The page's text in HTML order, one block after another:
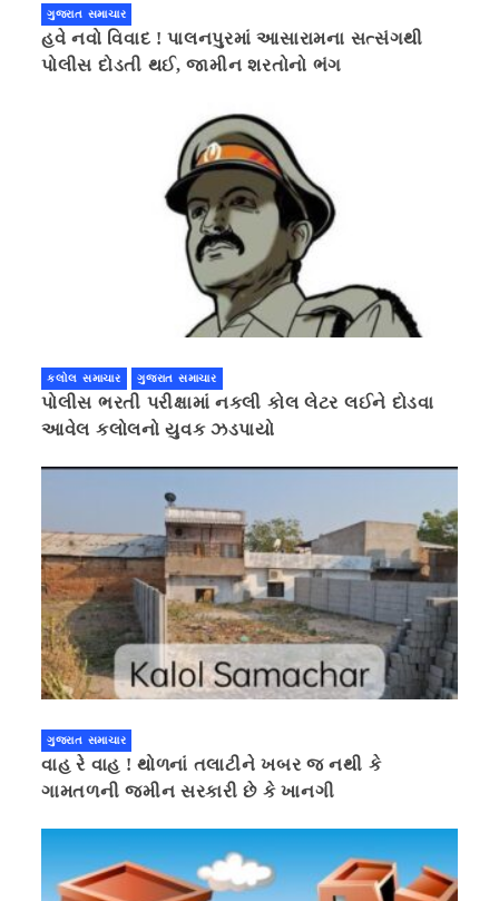
ગુજરાત સમાચાર
હવે નવો વિવાદ ! પાલનપુરમાં આસારામના સત્સંગથી
પોલીસ દોડતી થઈ, જામીન શરતોનો ભંગ
કલોલ સમાચાર ગુજરાત સમાચાર
પોલીસ ભરતી પરીક્ષામાં નકલી કોલ લેટર લઈને દોડવા
આવેલ કલોલનો યુવક ઝડપાયો
ગુજરાત સમાચાર
વાહ રે વાહ ! થોળનાં તલાટીને ખબર જ નથી કે
ગામતળની જમીન સરકારી છે કે ખાનગી